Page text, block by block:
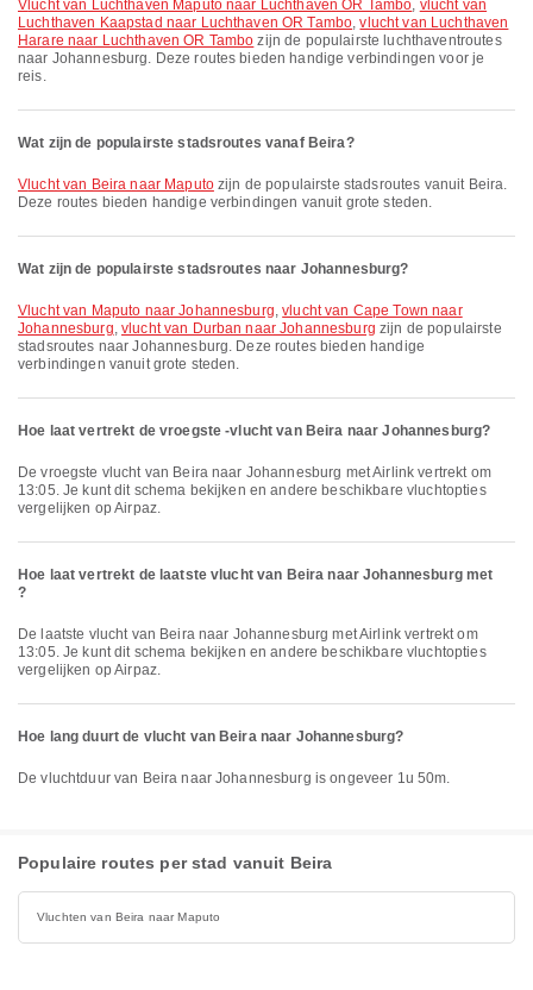
vlucht van Luchthaven Maputo naar Luchthaven OR Tambo, vlucht van
Luchthaven Kaapstad naar Luchthaven OR Tambo,vlucht van Luchthaven
Harare naar Luchthaven OR Tambo zijn de populairste luchthaventroutes
naar Johannesburg. Deze routes bieden handige verbindingen voor je
reis.
Wat zijn de populairste stadsroutes vanaf Beira?
vlucht van Beira naar Maputozijn de populairste stadsroutes vanuit Beira.
Deze routes bieden handige verbindingen vanuit grote steden.
Wat zijn de populairste stadsroutes naar Johannesburg?
vlucht van Maputo naar Johannesburg,vlucht van Cape Town naar
Johannesburg, vlucht van Durban naar Johannesburg zijn de populairste
stadsroutes naar Johannesburg. Deze routes bieden handige
verbindingen vanuit grote steden.
Hoe laat vertrekt de vroegste -vlucht van Beira naar Johannesburg?
De vroegste vlucht van Beira naar Johannesburg met Airlink vertrekt om
13:05. Je kunt dit schema bekijken en andere beschikbare vluchtopties
vergelijken op Airpaz.
Hoe laat vertrekt de laatste vlucht van Beira naar Johannesburg met
?
De laatste vlucht van Beira naar Johannesburg met Airlink vertrekt om
13:05. Je kunt dit schema bekijken en andere beschikbare vluchtopties
vergelijken op Airpaz.
Hoe lang duurt de vlucht van Beira naar Johannesburg?
De vluchtduur van Beira naar Johannesburg is ongeveer 1u 50m.
Populaire routes per stad vanuit Beira
Vluchten van Beira naar Maputo